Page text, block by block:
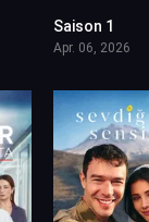
Saison 1
Apr. 06, 2026